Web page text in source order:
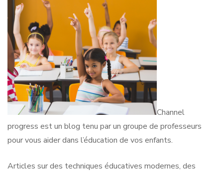
Channel
progress est un blog tenu par un groupe de professeurs
pour vous aider dans l’éducation de vos enfants.
Articles sur des techniques éducatives modernes, des